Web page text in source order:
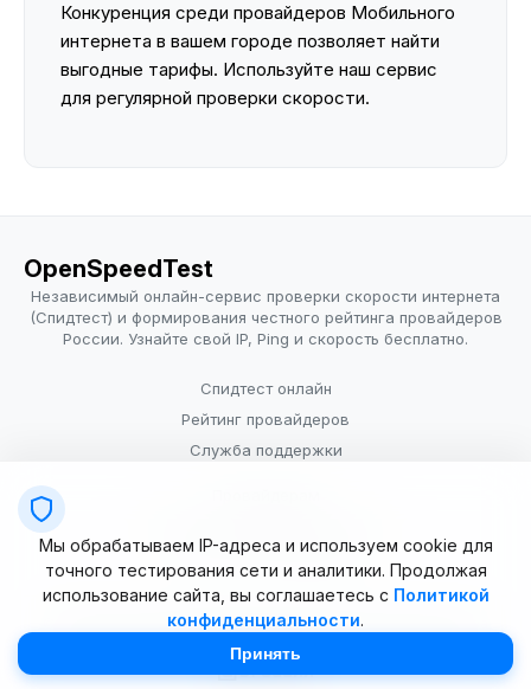
Конкуренция среди провайдеров Мобильного
интернета в вашем городе позволяет найти
выгодные тарифы. Используйте наш сервис
для регулярной проверки скорости.
OpenSpeedTest
Независимый онлайн-сервис проверки скорости интернета
(Спидтест) и формирования честного рейтинга провайдеров
России. Узнайте свой IP, Ping и скорость бесплатно.
Спидтест онлайн
Рейтинг провайдеров
Служба поддержки
Условия использования
© 2025–2026 OpenSpeedTest (ИП Долматова В.В.). Все права
Мы обрабатываем IP-адреса и используем cookie для
точного тестирования сети и аналитики. Продолжая
использование сайта, вы соглашаетесь с Политикой
конфиденциальности.
Принять